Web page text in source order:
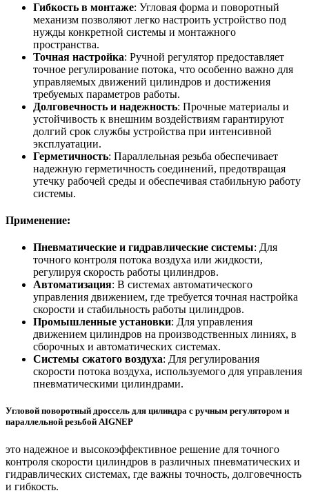
Гибкость в монтаже: Угловая форма и поворотный
механизм позволяют легко настроить устройство под
нужды конкретной системы и монтажного
пространства.
Точная настройка: Ручной регулятор предоставляет
точное регулирование потока, что особенно важно для
управляемых движений цилиндров и достижения
требуемых параметров работы.
Долговечность и надежность: Прочные материалы и
устойчивость к внешним воздействиям гарантируют
долгий срок службы устройства при интенсивной
эксплуатации.
Герметичность: Параллельная резьба обеспечивает
надежную герметичность соединений, предотвращая
утечку рабочей среды и обеспечивая стабильную работу
системы.
Применение:
Пневматические и гидравлические системы: Для
точного контроля потока воздуха или жидкости,
регулируя скорость работы цилиндров.
Автоматизация: В системах автоматического
управления движением, где требуется точная настройка
скорости и стабильность работы цилиндров.
Промышленные установки: Для управления
движением цилиндров на производственных линиях, в
сборочных и автоматических системах.
Системы сжатого воздуха: Для регулирования
скорости потока воздуха, используемого для управления
пневматическими цилиндрами.
Угловой поворотный дроссель для цилиндра с ручным регулятором и
параллельной резьбой AIGNEP
это надежное и высокоэффективное решение для точного
контроля скорости цилиндров в различных пневматических и
гидравлических системах, где важны точность, долговечность
и гибкость.